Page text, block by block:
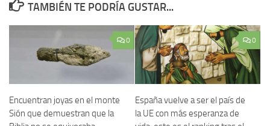
TAMBIÉN TE PODRÍA GUSTAR...
0
Encuentran joyas en el monte
Sión que demuestran que la
0
España vuelve a ser el país de
la UE con más esperanza de